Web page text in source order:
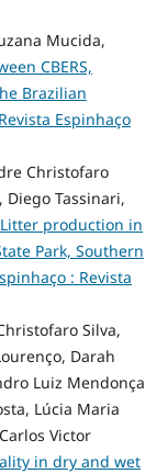
Mucida,
CBERS,
Brazilian
Espinhaço
Christofaro
Diego Tassinari,
Litter production in
Park, Southern
: Revista
Silva,
Darah
Luiz Mendonça
Lúcia Maria
Victor
in dry and wet